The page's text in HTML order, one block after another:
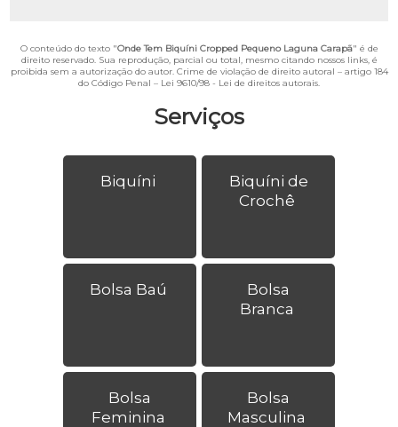
Serviços
Biquíni
Biquíni de
Crochê
Bolsa Baú
Bolsa
Branca
Bolsa
Feminina
Bolsa
Masculina
O conteúdo do texto "Onde Tem Biquíni Cropped Pequeno Laguna Carapã" é de
direito reservado. Sua reprodução, parcial ou total, mesmo citando nossos links, é
proibida sem a autorização do autor. Crime de violação de direito autoral – artigo 184
do Código Penal – Lei 9610/98 - Lei de direitos autorais.